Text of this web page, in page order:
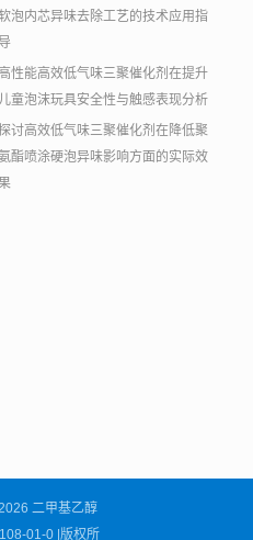
泡内芯异味去除工艺的技术应用指
高性能高效低气味三聚催化剂在提升
儿童泡沫玩具安全性与触感表现分析
讨高效低气味三聚催化剂在降低聚
酯喷涂硬泡异味影响方面的实际效
二甲基乙醇
01-0 |版权所